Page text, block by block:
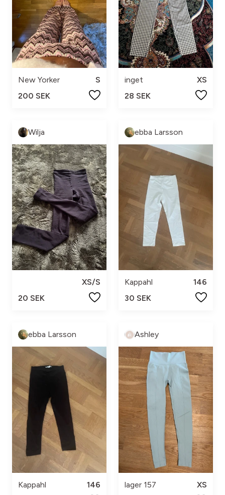
New Yorker
S
200 SEK
inget
XS
28 SEK
Wilja
XS/S
20 SEK
ebba Larsson
Kappahl
146
30 SEK
ebba Larsson
Kappahl
146
Ashley
lager 157
XS